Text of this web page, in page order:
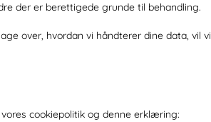
der er berettigede grunde til behandling.
over, hvordan vi håndterer dine data, vil
cookiepolitik og denne erklæring: